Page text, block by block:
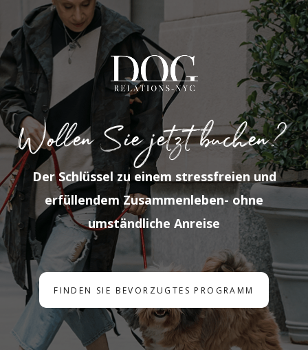
Wollen Sie jetzt buchen?
Der Schlüssel zu einem stressfreien und
erfüllendem Zusammenleben- ohne
umständliche Anreise
FINDEN SIE BEVORZUGTES PROGRAMM